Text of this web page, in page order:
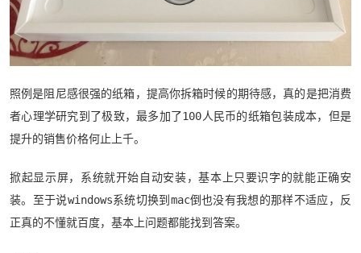
照例是阻尼感很强的纸箱，提高你拆箱时候的期待感，真的是把消费
者心理学研究到了极致，最多加了100人民币的纸箱包装成本，但是
提升的销售价格何止上千。
掀起显示屏，系统就开始自动安装，基本上只要识字的就能正确安
装。至于说windows系统切换到mac倒也没有我想的那样不适应，反
正真的不懂就百度，基本上问题都能找到答案。